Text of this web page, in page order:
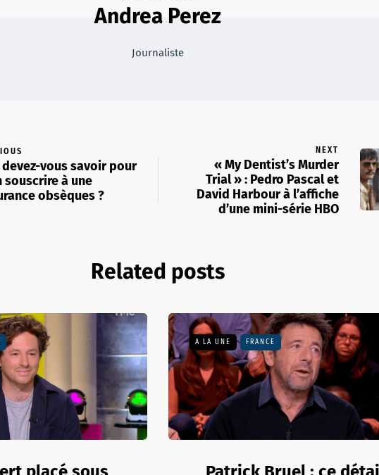
Andrea Perez
Journaliste
devez-vous savoir pour
souscrire à une
obsèques ?
NEXT
« My Dentist’s Murder
Trial » : Pedro Pascal et
David Harbour à l’affiche
d’une mini-série HBO
Related posts
A LA UNE FRANCE